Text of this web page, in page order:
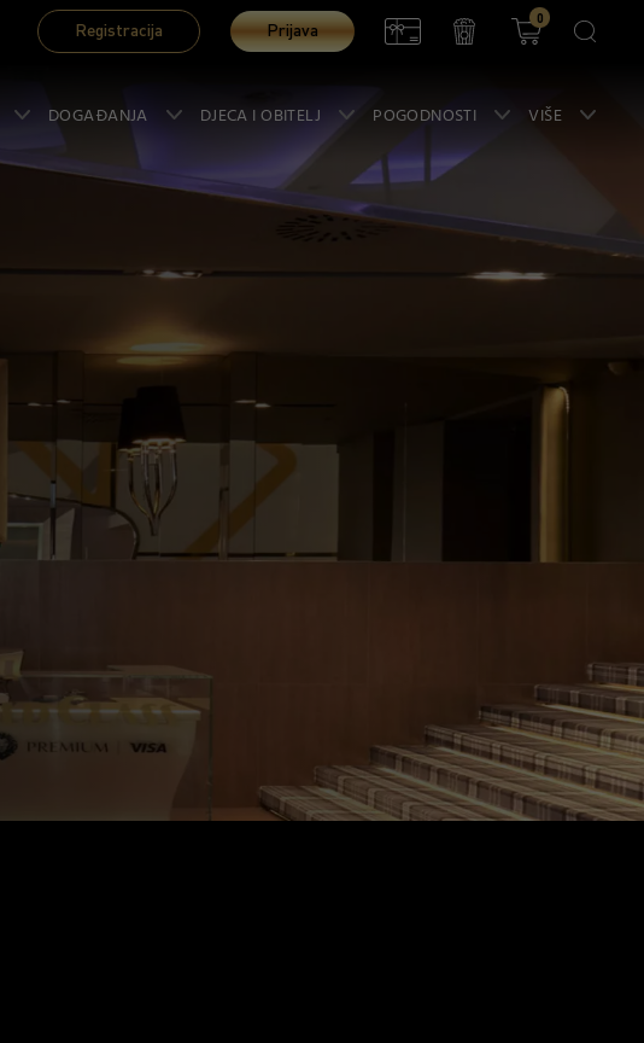
Registracija Prijava
0
DOGAĐANJA DJECA I OBITELJ POGODNOSTI VIŠE